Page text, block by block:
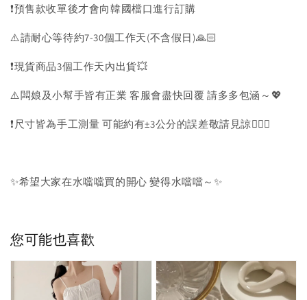
❗️預售款收單後才會向韓國檔口進行訂購
⚠️請耐心等待約7-30個工作天(不含假日)🙏🏻
❗️現貨商品3個工作天內出貨💥
⚠️闆娘及小幫手皆有正業 客服會盡快回覆 請多多包涵～💖
❗️尺寸皆為手工測量 可能約有±3公分的誤差敬請見諒🙇🏻‍♀️
✨希望大家在水噹噹買的開心 變得水噹噹～✨
您可能也喜歡